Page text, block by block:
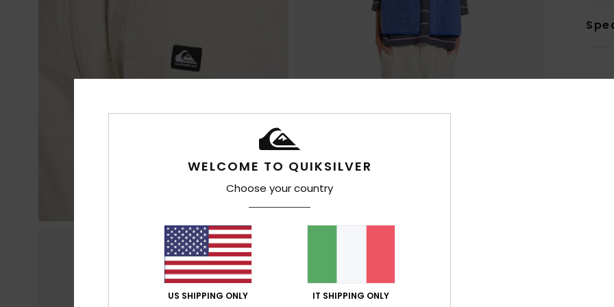
WELCOME TO QUIKSILVER
Choose your country
US SHIPPING ONLY IT SHIPPING ONLY